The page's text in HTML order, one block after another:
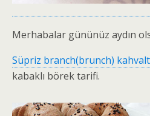
Merhabalar gününüz aydın
Süpriz branch(brunch)
kabaklı börek tarifi.